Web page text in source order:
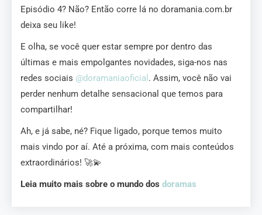
Episódio 4? Não? Então corre lá no doramania.com.br
deixa seu like!
E olha, se você quer estar sempre por dentro das
últimas e mais empolgantes novidades, siga-nos nas
redes sociais @doramaniaoficial . Assim, você não vai
perder nenhum detalhe sensacional que temos para
compartilhar!
Ah, e já sabe, né? Fique ligado, porque temos muito
mais vindo por aí. Até a próxima, com mais conteúdos
extraordinários! 🚀💫
Leia muito mais sobre o mundo dos doramas